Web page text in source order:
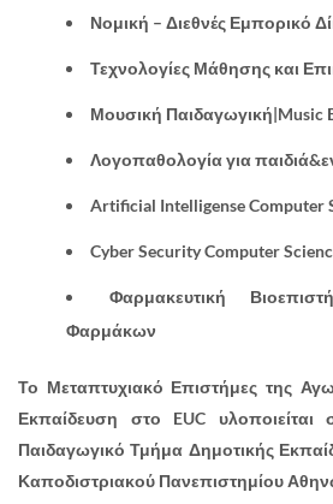
Νομική – Διεθνές Εμπορικό
Τεχνολογίες Μάθησης και
Μουσική Παιδαγωγική|Music
Λογοπαθολογία για
Artificial Intelligense Computer
Cyber Security Computer
Φαρμακευτική
Φαρμάκων
Το Μεταπτυχιακό Επιστήμες της
Εκπαίδευση στο EUC
Παιδαγωγικό Τμήμα Δημοτικής
Καποδιστριακού Πανεπιστημίου